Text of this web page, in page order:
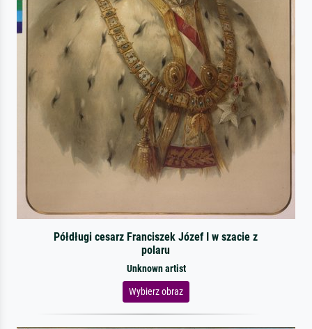
Półdługi cesarz Franciszek Józef I w szacie z
polaru
Unknown artist
Wybierz obraz